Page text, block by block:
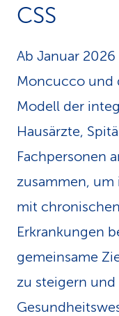
CSS
Ab Januar
Moncucco und
Modell der
Hausärzte,
Fachpersonen
zusammen, um
mit
Erkrankungen
gemeinsame
zu steigern und